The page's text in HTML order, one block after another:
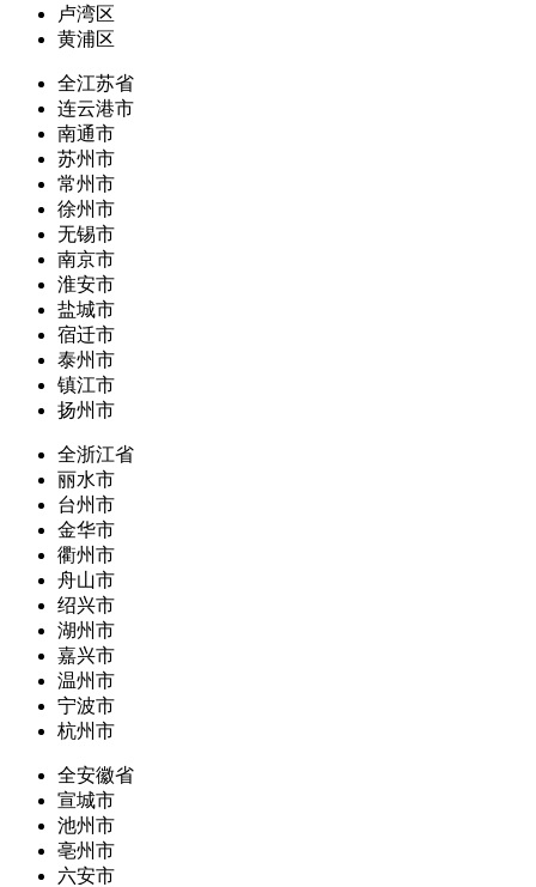
卢湾区
黄浦区
全江苏省
连云港市
南通市
苏州市
常州市
徐州市
无锡市
南京市
淮安市
盐城市
宿迁市
泰州市
镇江市
扬州市
全浙江省
丽水市
台州市
金华市
衢州市
舟山市
绍兴市
湖州市
嘉兴市
温州市
宁波市
杭州市
全安徽省
宣城市
池州市
亳州市
六安市